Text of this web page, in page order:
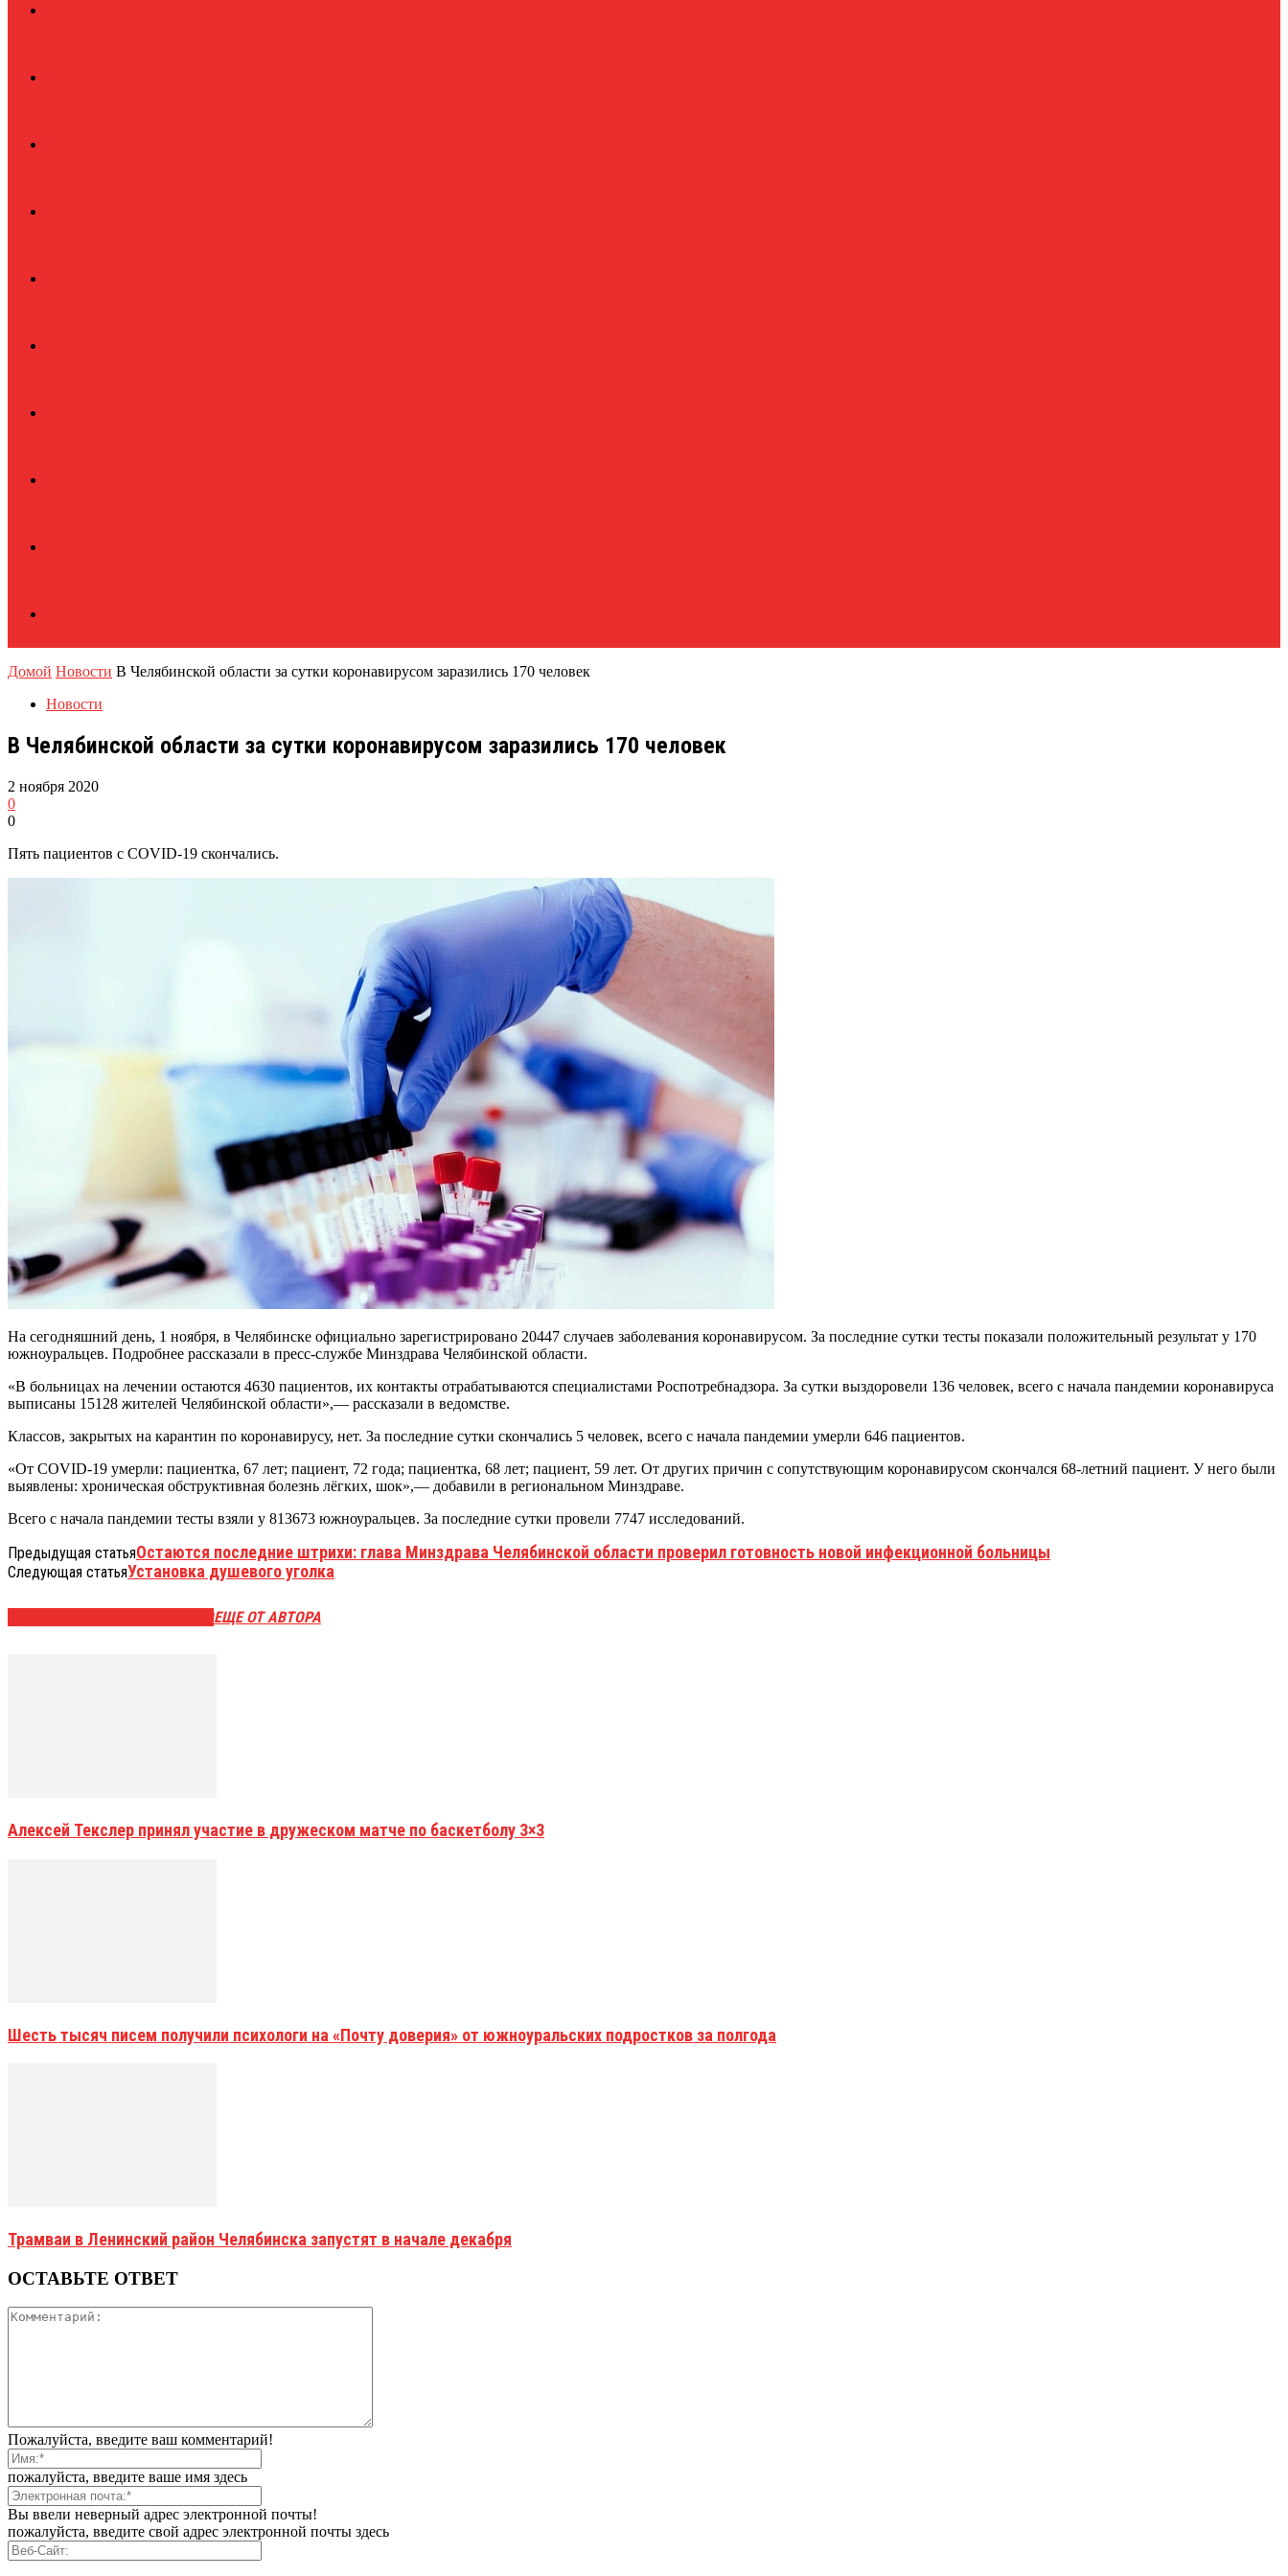
Домой Новости В Челябинской области за сутки коронавирусом заразились 170 человек
Новости
В Челябинской области за сутки коронавирусом заразились 170 человек
2 ноября 2020
0
0
Пять пациентов с COVID-19 скончались.
На сегодняшний день, 1 ноября, в Челябинске официально зарегистрировано 20447 случаев заболевания коронавирусом. За последние сутки тесты показали положительный результат у 170
южноуральцев. Подробнее рассказали в пресс-службе Минздрава Челябинской области.
«В больницах на лечении остаются 4630 пациентов, их контакты отрабатываются специалистами Роспотребнадзора. За сутки выздоровели 136 человек, всего с начала пандемии коронавируса
выписаны 15128 жителей Челябинской области»,— рассказали в ведомстве.
Классов, закрытых на карантин по коронавирусу, нет. За последние сутки скончались 5 человек, всего с начала пандемии умерли 646 пациентов.
«От COVID-19 умерли: пациентка, 67 лет; пациент, 72 года; пациентка, 68 лет; пациент, 59 лет. От других причин с сопутствующим коронавирусом скончался 68-летний пациент. У него были
выявлены: хроническая обструктивная болезнь лёгких, шок»,— добавили в региональном Минздраве.
Всего с начала пандемии тесты взяли у 813673 южноуральцев. За последние сутки провели 7747 исследований.
Предыдущая статьяОстаются последние штрихи: глава Минздрава Челябинской области проверил готовность новой инфекционной больницы
Следующая статьяУстановка душевого уголка
ЕЩЕ ОТ АВТОРА
Алексей Текслер принял участие в дружеском матче по баскетболу 3×3
Шесть тысяч писем получили психологи на «Почту доверия» от южноуральских подростков за полгода
Трамваи в Ленинский район Челябинска запустят в начале декабря
ОСТАВЬТЕ ОТВЕТ
Пожалуйста, введите ваш комментарий!
пожалуйста, введите ваше имя здесь
Вы ввели неверный адрес электронной почты!
пожалуйста, введите свой адрес электронной почты здесь